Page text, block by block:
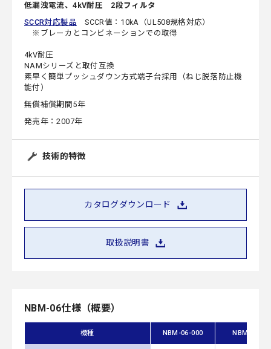
低漏洩電流、4kV耐圧 2段フィルタ
SCCR対応製品 SCCR値：10kA（UL508規格対応）
※ブレーカとコンビネーションでの取得
4kV耐圧
NAMシリーズと取付互換
素早く簡単プッシュダウン方式端子台採用（ねじ脱落防止機
能付）
無償補償期間5年
発売年：2007年
技術的特徴
カタログダウンロード
取扱説明書
NBM-06仕様（概要）
機種 NBM-06-000 NBM-06-